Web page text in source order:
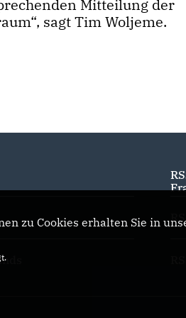
Mitteilung der
sagt Tim Woljeme.
zu Cookies erhalten Sie in